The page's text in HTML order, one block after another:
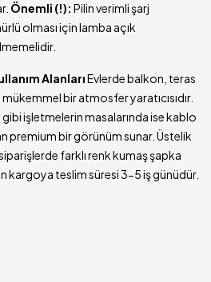
Önemli (!): Pilin verimli şarj
olması için lamba açık
AlanlarıEvlerde balkon, teras
bir atmosfer yaratıcısıdır.
işletmelerin masalarında ise kablo
premium bir görünüm sunar. Üstelik
farklı renk kumaş şapka
kargoya teslim süresi 3-5 iş günüdür.